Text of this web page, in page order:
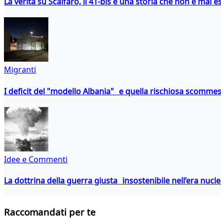
Migranti
I deficit del "modello Albania" e quella rischiosa
Idee e Commenti
La dottrina della guerra giusta insostenibile nell’era
Raccomandati per te